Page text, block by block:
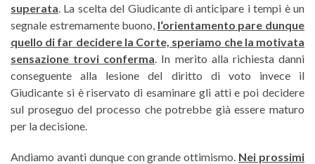
superata . La scelta del Giudicante di anticipare i tempi è un
segnale estremamente buono, l‘orientamento pare dunque
quello di far decidere la Corte, speriamo che la motivata
sensazione trovi conferma . In merito alla richiesta danni
conseguente alla lesione del diritto di voto invece il
Giudicante si è riservato di esaminare gli atti e poi decidere
sul proseguo del processo che potrebbe già essere maturo
per la decisione.
Andiamo avanti dunque con grande ottimismo. Nei prossimi